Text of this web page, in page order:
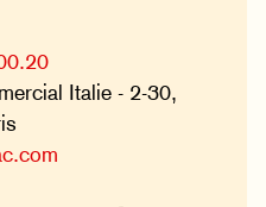
Italie - 2-30,